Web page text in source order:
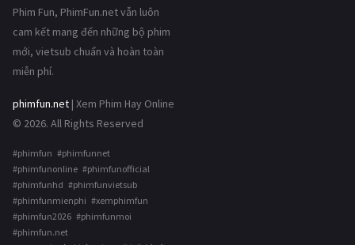
Phim Fun, PhimFun.net vẫn luôn
cam kết mang đến những bộ phim
mới, vietsub chuẩn và hoàn toàn
miễn phí.
phimfun.net | Xem Phim Hay Online
© 2026. All Rights Reserved
#phimfun #phimfunnet
#phimfunonline #phimfunofficial
#phimfunhd #phimfunvietsub
#phimfunmienphi #xemphimfun
#phimfun2026 #phimfunmoi
#phimfun.net